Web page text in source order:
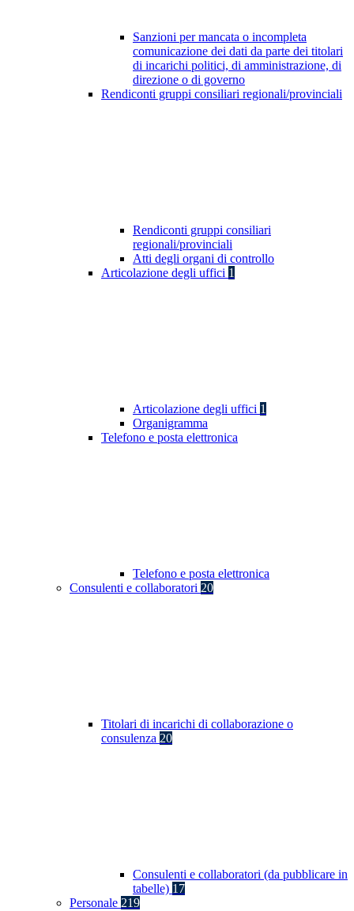
Sanzioni per mancata o incompleta
comunicazione dei dati da parte dei titolari
di incarichi politici, di amministrazione, di
direzione o di governo
Rendiconti gruppi consiliari regionali/provinciali
Rendiconti gruppi consiliari
regionali/provinciali
Atti degli organi di controllo
Articolazione degli uffici 1
Articolazione degli uffici 1
Organigramma
Telefono e posta elettronica
Telefono e posta elettronica
Consulenti e collaboratori 20
Titolari di incarichi di collaborazione o
consulenza 20
Consulenti e collaboratori (da pubblicare in
tabelle) 17
Personale 219